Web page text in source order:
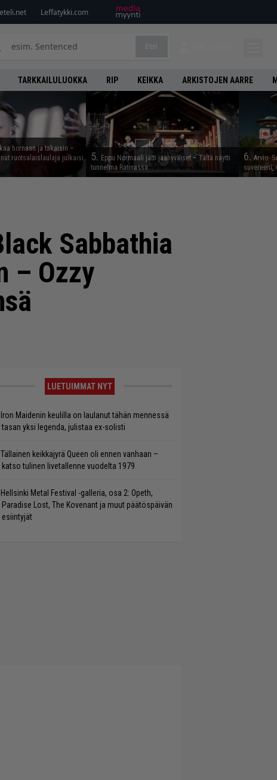
Leffatykki.com
TARKKAILULUOKKA RIP KEIKKA ARKISTOJEN AARRE
hornaan ja takaisin –
ruotsalaislaulaja julkaisi
5. Eppu Normaali jätti jäähyväiset – Tältä näytti
tunnelma Ratinassa
6. Arvio:
suvereeni,
Sabbathia
– Ozzy
LUETUIMMAT NYT
Iron Maidenin keulilla on laulanut tähän mennessä
tasan yksi legenda, julistaa ex-solisti
Tällainen keikkajyrä Queen oli ennen vanhaan –
katso tulinen livetallenne vuodelta 1979
Hellsinki Metal Festival -galleria, osa 2: Opeth,
Paradise Lost, The Kovenant ja muut päätöspäivän
esiintyjät